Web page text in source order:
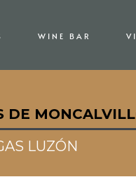
WINE BAR
DE
LUZÓN